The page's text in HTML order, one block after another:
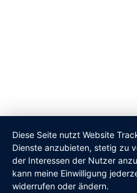
Diese Seite nutzt Website
Dienste anzubieten, stetig zu
der Interessen der Nutzer
kann meine Einwilligung
widerrufen oder ändern.